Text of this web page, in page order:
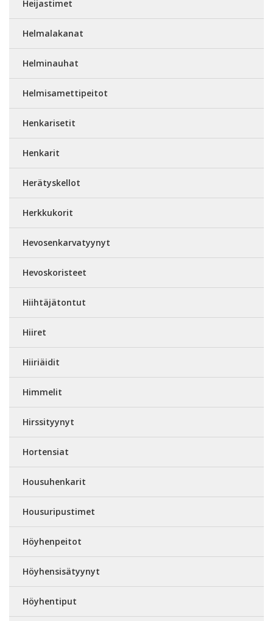
Heijastimet
Helmalakanat
Helminauhat
Helmisamettipeitot
Henkarisetit
Henkarit
Herätyskellot
Herkkukorit
Hevosenkarvatyynyt
Hevoskoristeet
Hiihtäjätontut
Hiiret
Hiiriäidit
Himmelit
Hirssityynyt
Hortensiat
Housuhenkarit
Housuripustimet
Höyhenpeitot
Höyhensisätyynyt
Höyhentiput